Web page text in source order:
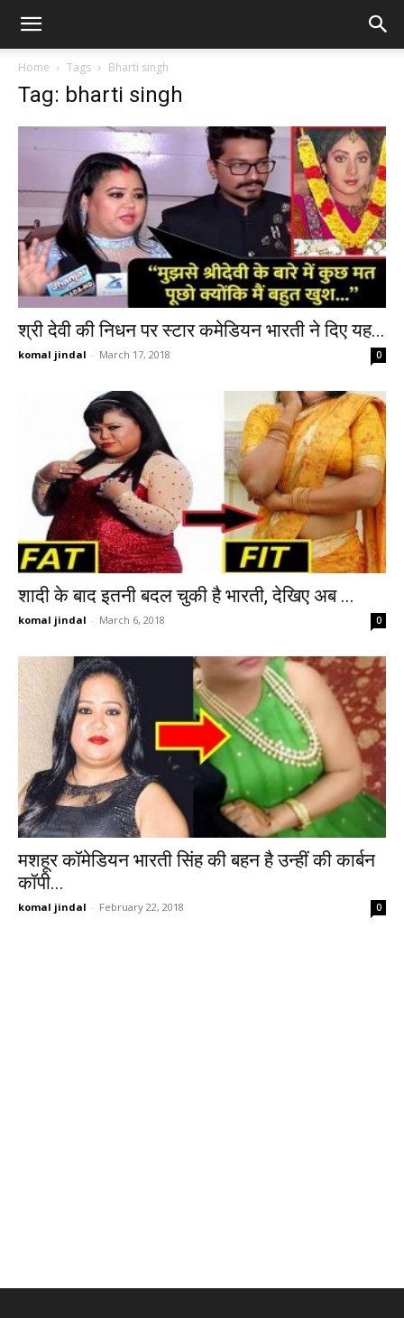
Home Tags Bharti singh
Tag: bharti singh
श्री देवी की निधन पर स्टार कमेडियन भारती ने दिए यह...
komal jindal - March 17, 2018 0
शादी के बाद इतनी बदल चुकी है भारती, देखिए अब ...
komal jindal - March 6, 2018 0
मशहूर कॉमेडियन भारती सिंह की बहन है उन्हीं की कार्बन
कॉपी...
komal jindal - February 22, 2018 0